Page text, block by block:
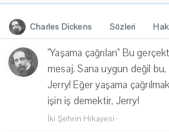
Charles Dickens Sözleri
İlgi Alanları
Yorumlar
"Yaşama çağrılan" Bu
mesaj. Sana uygun değil
Jerry! Eğer yaşama
işin iş demektir, Jerry!
İki Şehrin Hikayesi ·